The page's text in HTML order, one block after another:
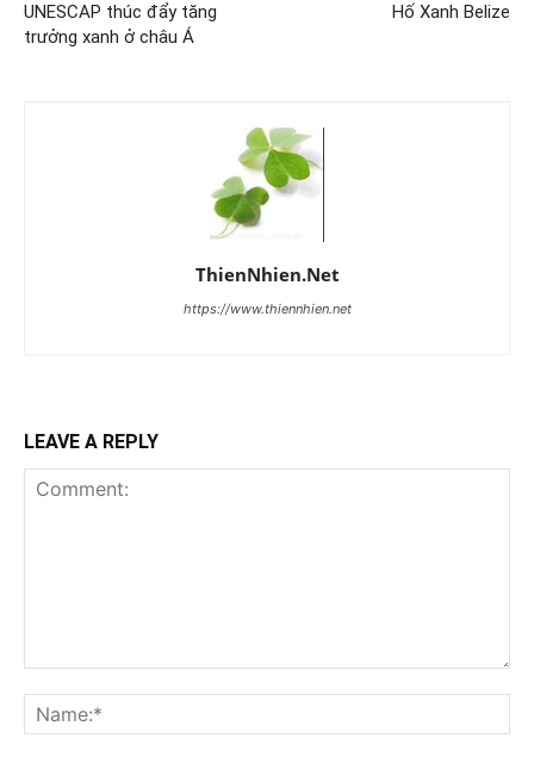
UNESCAP thúc đẩy tăng
trưởng xanh ở châu Á
Hố Xanh Belize
ThienNhien.Net
https://www.thiennhien.net
LEAVE A REPLY